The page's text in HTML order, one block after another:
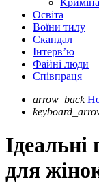
Освіта
Воїни тилу
Скандал
Інтерв’ю
Файні люди
Співпраця
arrow_back
Ідеальні
для